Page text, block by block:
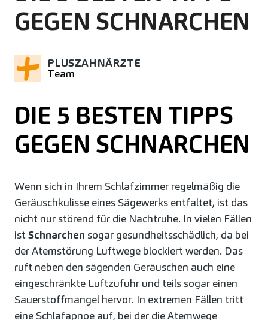
GEGEN SCHNARCHEN
PLUSZAHNÄRZTE
Team
DIE 5 BESTEN TIPPS
GEGEN SCHNARCHEN
Wenn sich in Ihrem Schlafzimmer regelmäßig die
Geräuschkulisse eines Sägewerks entfaltet, ist das
nicht nur störend für die Nachtruhe. In vielen Fällen
istSchnarchen sogar gesundheitsschädlich, da bei
der Atemstörung Luftwege blockiert werden. Das
ruft neben den sägenden Geräuschen auch eine
eingeschränkte Luftzufuhr und teils sogar einen
Sauerstoffmangel hervor. In extremen Fällen tritt
eine Schlafapnoe auf, bei der die Atemwege